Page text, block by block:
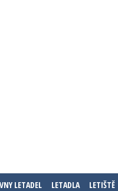
LETADEL LETADLA LETIŠTĚ